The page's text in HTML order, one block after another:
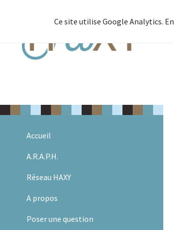
Ce site utilise Google Analytics.
au
Accueil
A.R.A.P.H.
Réseau HAXY
A propos
Poser une question